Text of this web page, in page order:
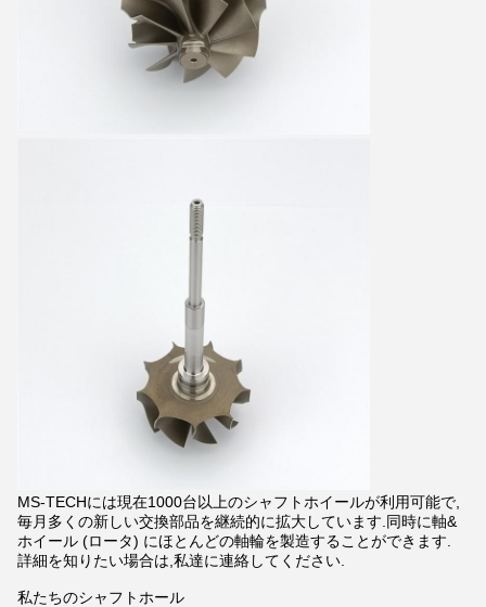
MS-TECHには現在1000台以上のシャフトホイールが利用可能で,
毎月多くの新しい交換部品を継続的に拡大しています.同時に軸&
ホイール (ロータ) にほとんどの軸輪を製造することができます.
詳細を知りたい場合は,私達に連絡してください.
私たちのシャフトホール